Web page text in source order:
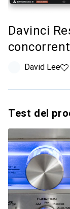
Davinci
David Lee
Test del